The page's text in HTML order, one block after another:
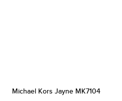
Michael Kors Jayne MK7104